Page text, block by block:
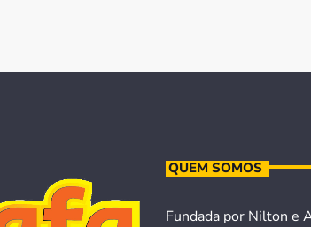
QUEM SOMOS
Fundada por Nilton e